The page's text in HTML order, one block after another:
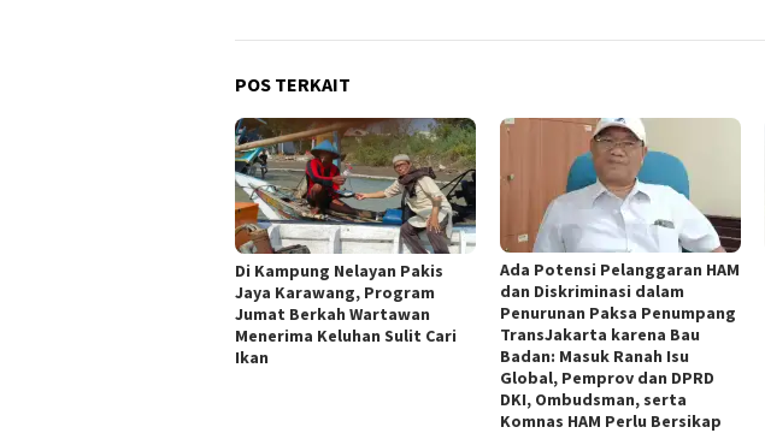
POS TERKAIT
Di Kampung Nelayan Pakis
Jaya Karawang, Program
Jumat Berkah Wartawan
Menerima Keluhan Sulit Cari
Ikan
Ada Potensi Pelanggaran HAM
dan Diskriminasi dalam
Penurunan Paksa Penumpang
TransJakarta karena Bau
Badan: Masuk Ranah Isu
Global, Pemprov dan DPRD
DKI, Ombudsman, serta
Komnas HAM Perlu Bersikap